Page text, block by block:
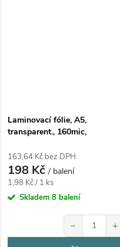
Laminovací fólie, A5,
transparent., 160mic,
163,64 Kč bez DPH
198 Kč/ balení
Měrná
cena:
1,98 Kč / 1 ks
Skladem 8 balení
− +